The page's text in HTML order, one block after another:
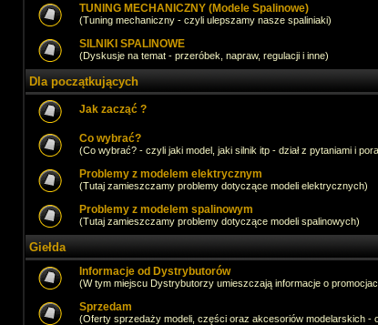
TUNING MECHANICZNY (Modele Spalinowe)
(Tuning mechaniczny - czyli ulepszamy nasze spaliniaki)
SILNIKI SPALINOWE
(Dyskusje na temat - przeróbek, napraw, regulacji i inne)
Dla początkujących
Jak zacząć ?
Co wybrać?
(Co wybrać? - czyli jaki model, jaki silnik itp - dział z pytaniami i
Problemy z modelem elektrycznym
(Tutaj zamieszczamy problemy dotyczące modeli elektrycznych)
Problemy z modelem spalinowym
(Tutaj zamieszczamy problemy dotyczące modeli spalinowych)
Giełda
Informacje od Dystrybutorów
(W tym miejscu Dystrybutorzy umieszczają informacje o
Sprzedam
(Oferty sprzedaży modeli, części oraz akcesoriów modelarskich -